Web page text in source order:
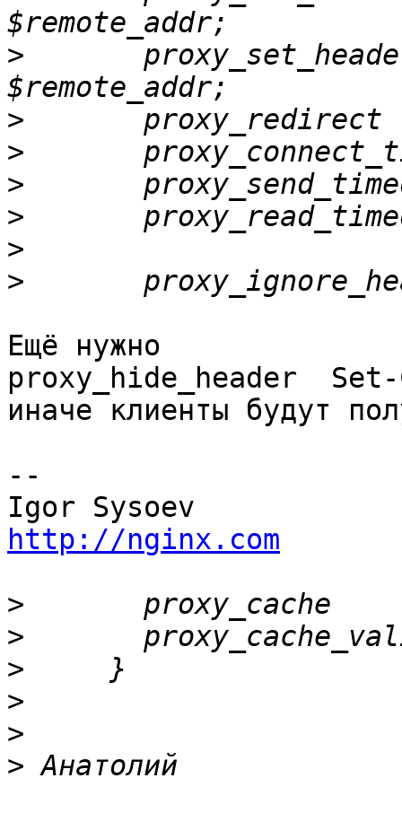
>
>
>
>
>
>
>
Ещё нужно
proxy_hide_header
иначе клиенты будут
--
http://nginx.com
>
>
>
>
>
>